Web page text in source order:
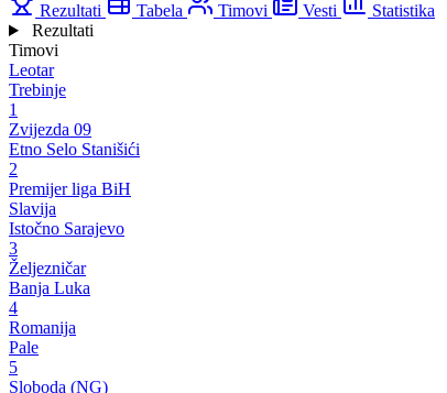
Rezultati Tabela Timovi Vesti
Statistika
Rezultati
Timovi
Leotar
Trebinje
1
Zvijezda 09
Etno Selo Stanišići
2
Premijer liga BiH
Slavija
Istočno Sarajevo
3
Željezničar
Banja Luka
4
Romanija
Pale
5
Sloboda (NG)